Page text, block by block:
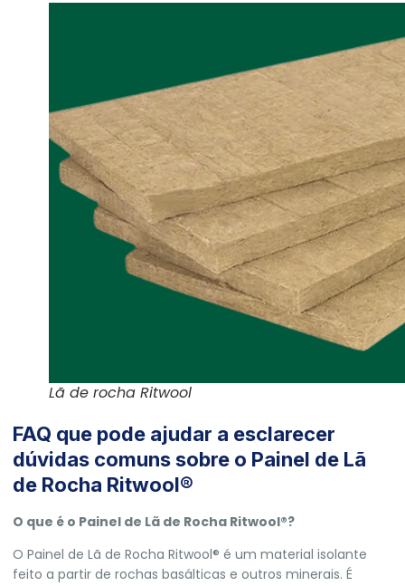
Lã de rocha Ritwool
FAQ que pode ajudar a esclarecer
dúvidas comuns sobre o Painel de Lã
de Rocha Ritwool®
O que é o Painel de Lã de Rocha Ritwool®?
O Painel de Lã de Rocha Ritwool® é um material isolante
feito a partir de rochas basálticas e outros minerais. É